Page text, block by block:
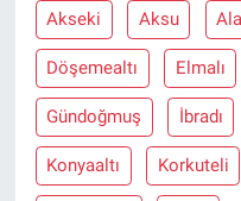
Akseki Aksu
Döşemealtı Elmalı
Gündoğmuş İbradı
Konyaaltı Korkuteli